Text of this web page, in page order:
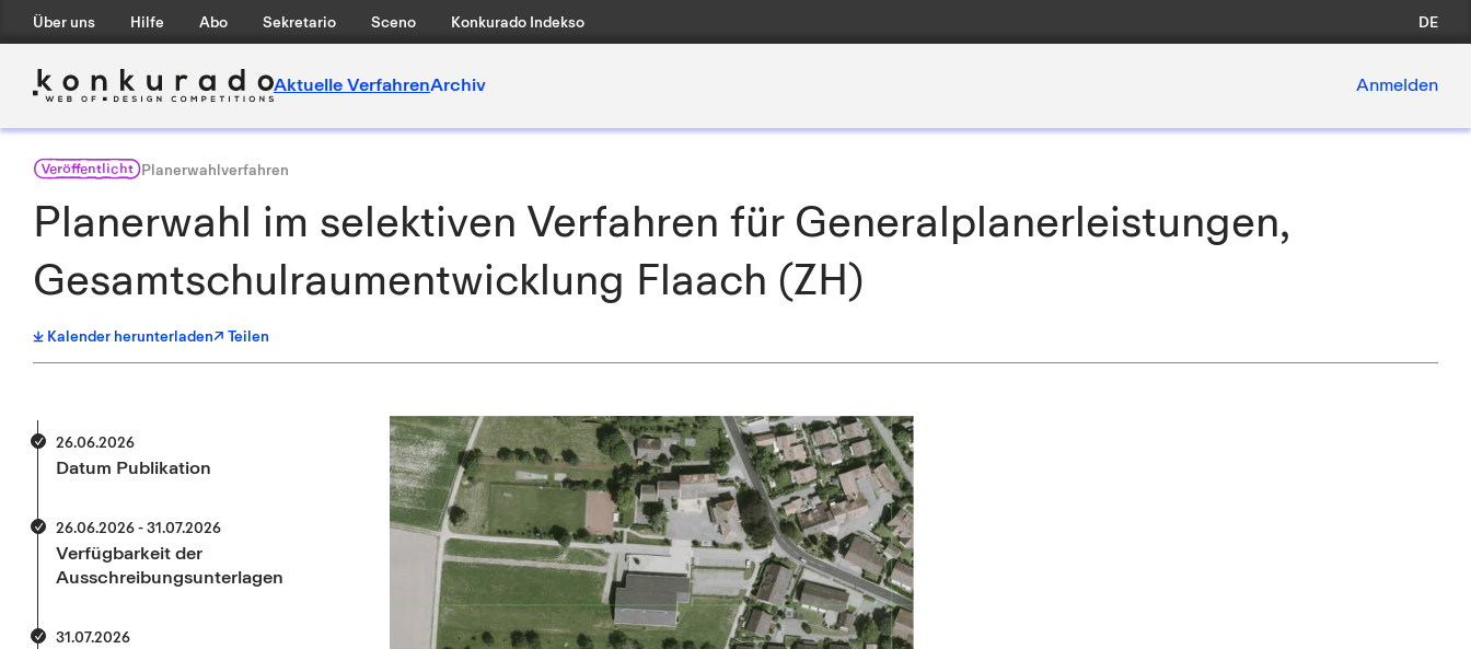
Über uns Hilfe Abo Sekretario Sceno Konkurado Indekso DE
Aktuelle VerfahrenArchiv Anmelden
VeröffentlichtPlanerwahlverfahren
Planerwahl im selektiven Verfahren für Generalplanerleistungen,
Gesamtschulraumentwicklung Flaach (ZH)
Kalender herunterladen↗ Teilen
26.06.2026
Datum Publikation
26.06.2026 - 31.07.2026
Verfügbarkeit der
Ausschreibungsunterlagen
31.07.2026